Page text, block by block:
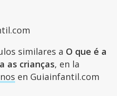
similares a O que é a
as crianças, en la
en Guiainfantil.com